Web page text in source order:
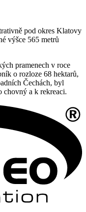
pod okres Klatovy
výšce 565 metrů
pramenech v roce
o rozloze 68 hektarů,
Čechách, byl
chovný a k rekreaci.